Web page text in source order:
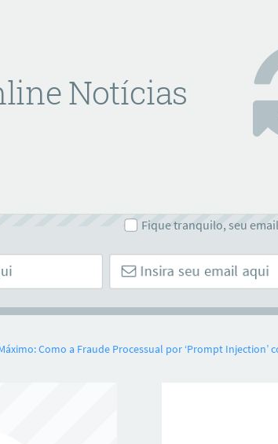
Notícias
Fique tranquilo, seu
Como a Fraude Processual por ‘Prompt Injection’